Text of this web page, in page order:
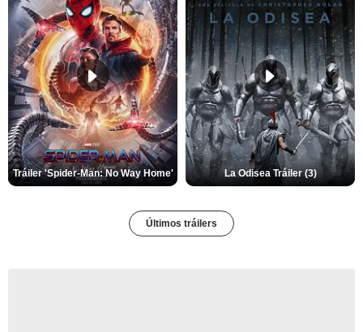
Tráiler 'Spider-Man: No Way Home' La Odisea Tráiler (3)
Últimos tráilers